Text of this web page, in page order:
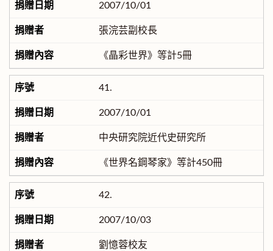
2007/10/01
張浣芸副校長
《晶彩世界》等計5冊
41.
2007/10/01
中央研究院近代史研究所
《世界名鋼琴家》等計450冊
42.
2007/10/03
劉憶蓉校友